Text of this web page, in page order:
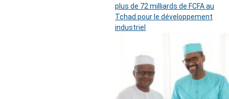
plus de 72 milliards de FCFA au
Tchad pour le développement
industriel